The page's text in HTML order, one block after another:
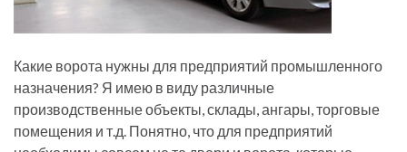
Какие ворота нужны для предприятий промышленного
назначения? Я имею в виду различные
производственные объекты, склады, ангары, торговые
помещения и т.д. Понятно, что для предприятий